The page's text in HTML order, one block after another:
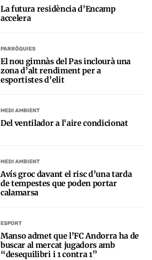
La futura residència d’Encamp
accelera
PARRÒQUIES
El nou gimnàs del Pas inclourà una
zona d’alt rendiment per a
esportistes d’elit
MEDI AMBIENT
Del ventilador a l'aire condicionat
MEDI AMBIENT
Avís groc davant el risc d’una tarda
de tempestes que poden portar
calamarsa
ESPORT
Manso admet que l’FC Andorra ha de
buscar al mercat jugadors amb
“desequilibri i 1 contra 1”